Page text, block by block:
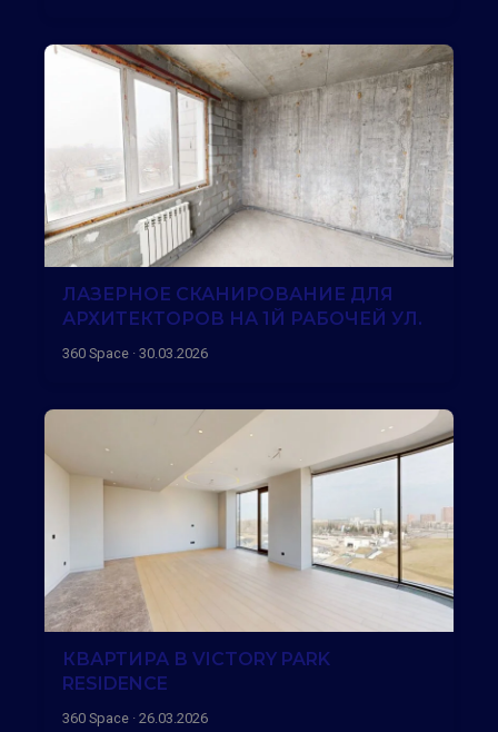
ЛАЗЕРНОЕ СКАНИРОВАНИЕ ДЛЯ
АРХИТЕКТОРОВ НА 1Й РАБОЧЕЙ УЛ.
360 Space · 30.03.2026
КВАРТИРА В VICTORY PARK
RESIDENCE
360 Space · 26.03.2026